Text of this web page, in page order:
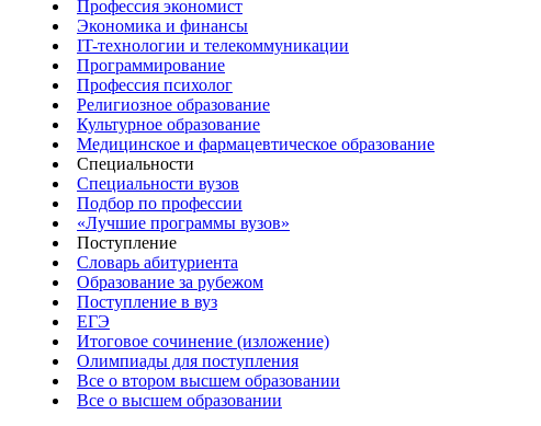
Профессия экономист
Экономика и финансы
IT-технологии и телекоммуникации
Программирование
Профессия психолог
Религиозное образование
Культурное образование
Медицинское и фармацевтическое образование
Специальности
Специальности вузов
Подбор по профессии
«Лучшие программы вузов»
Поступление
Словарь абитуриента
Образование за рубежом
Поступление в вуз
ЕГЭ
Итоговое сочинение (изложение)
Олимпиады для поступления
Все о втором высшем образовании
Все о высшем образовании